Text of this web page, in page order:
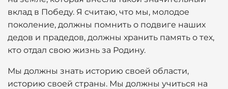
вклад в Победу. Я считаю, что мы, молодое
поколение, должны помнить о подвиге наших
дедов и прадедов, должны хранить память о тех,
кто отдал свою жизнь за Родину.
Мы должны знать историю своей области,
историю своей страны. Мы должны учиться на